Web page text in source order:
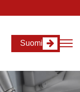
Suomi